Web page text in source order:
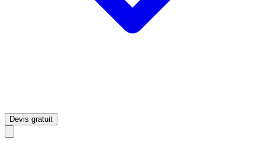
Devis gratuit